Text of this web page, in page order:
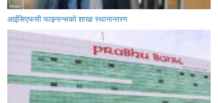
आईसिएफसी फाइनान्सको शाखा स्थानान्तरण